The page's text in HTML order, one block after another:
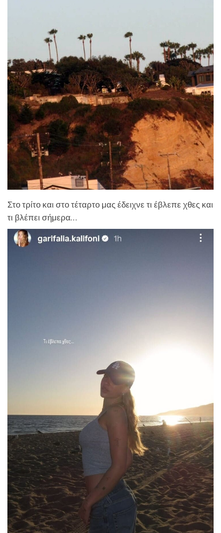
Στο τρίτο και στο τέταρτο μας έδειχνε τι έβλεπε χθες και
τι βλέπει σήμερα…